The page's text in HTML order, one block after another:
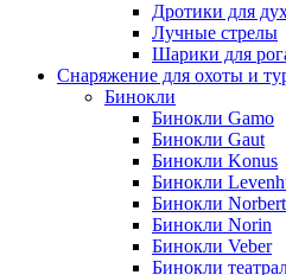
Дротики для
Лучные стрелы
Шарики для
Снаряжение для охоты и
Бинокли
Бинокли Gamo
Бинокли Gaut
Бинокли Konus
Бинокли
Бинокли Norbert
Бинокли Norin
Бинокли Veber
Бинокли